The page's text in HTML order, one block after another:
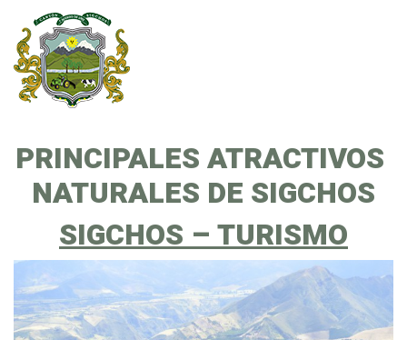
PRINCIPALES ATRACTIVOS
NATURALES DE SIGCHOS
SIGCHOS – TURISMO